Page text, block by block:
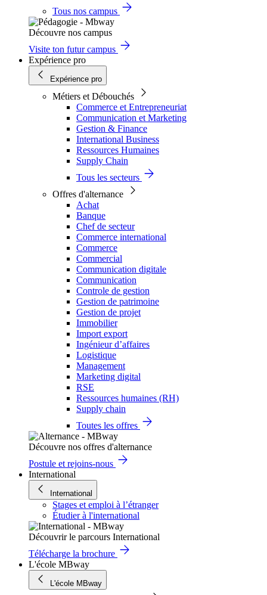
Tous nos campus
Découvre nos campus
Visite ton futur campus
Expérience pro
Expérience pro
Métiers et Débouchés
Commerce et Entrepreneuriat
Communication et Marketing
Gestion & Finance
International Business
Ressources Humaines
Supply Chain
Tous les secteurs
Offres d'alternance
Achat
Banque
Chef de secteur
Commerce international
Commerce
Commercial
Communication digitale
Communication
Controle de gestion
Gestion de patrimoine
Gestion de projet
Immobilier
Import export
Ingénieur d’affaires
Logistique
Management
Marketing digital
RSE
Ressources humaines (RH)
Supply chain
Toutes les offres
Découvre nos offres d'alternance
Postule et rejoins-nous
International
International
Stages et emploi à l’étranger
Étudier à l'international
Découvrir le parcours International
Télécharge la brochure
L'école MBway
L'école MBway